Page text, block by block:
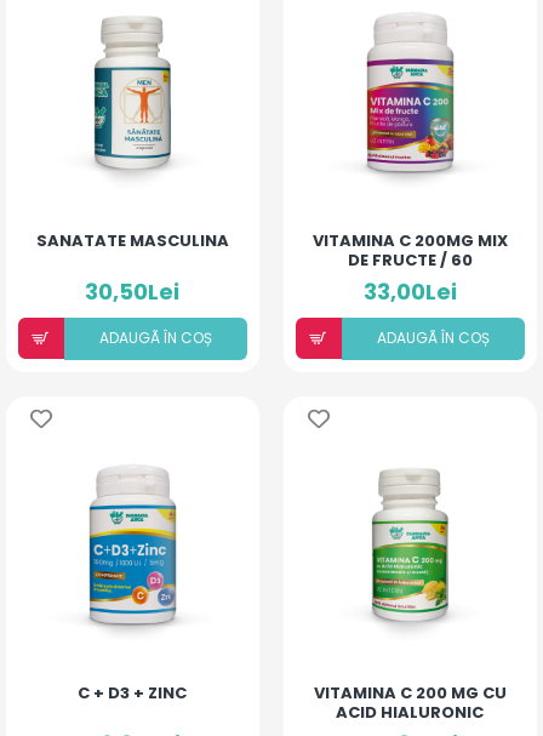
SANATATE MASCULINA
30,50Lei
ADAUGÃ ÎN COȘ
VITAMINA C 200MG MIX
DE FRUCTE / 60
COMPRIMATE
33,00Lei
ADAUGÃ ÎN COȘ
C + D3 + ZINC
VITAMINA C 200 MG CU
ACID HIALURONIC